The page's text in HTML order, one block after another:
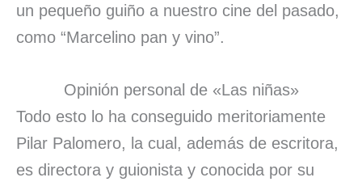
un pequeño guiño a nuestro cine del pasado,
como “Marcelino pan y vino”.
Opinión personal de «Las niñas»
Todo esto lo ha conseguido meritoriamente
Pilar Palomero, la cual, además de escritora,
es directora y guionista y conocida por su